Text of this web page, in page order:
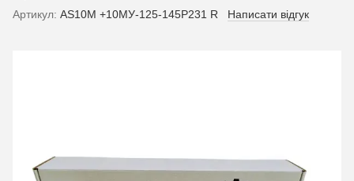
Артикул: AS10М +10МУ-125-145P231 R Написати відгук